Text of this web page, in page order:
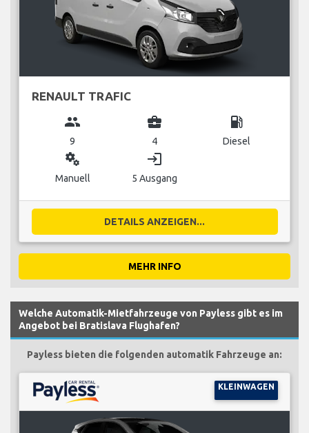
RENAULT TRAFIC
group
9
business_center
4
local_gas_station
Diesel
miscellaneous_services
Manuell
login
5 Ausgang
DETAILS ANZEIGEN...
MEHR INFO
Welche Automatik-Mietfahrzeuge von Payless gibt es im
Angebot bei Bratislava Flughafen?
Payless bieten die folgenden automatik Fahrzeuge an:
KLEINWAGEN